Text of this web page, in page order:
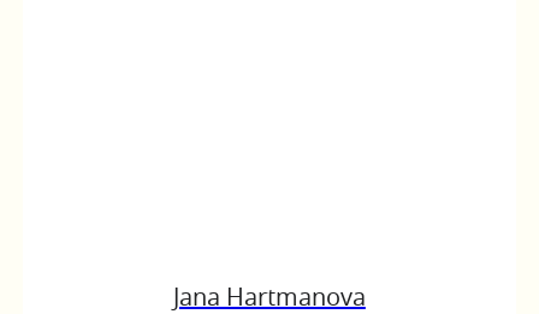
Jana Hartmanova